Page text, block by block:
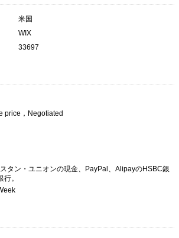
米国
WIX
33697
price，Negotiated
タン・ユニオンの現金、PayPal、AlipayのHSBC銀
。